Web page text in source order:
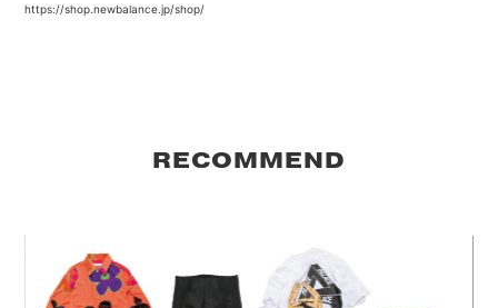
https://shop.newbalance.jp/shop/
RECOMMEND